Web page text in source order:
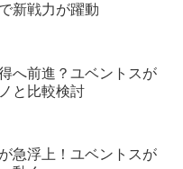
新戦力が躍動
へ前進？ユベントスが
と比較検討
急浮上！ユベントスが